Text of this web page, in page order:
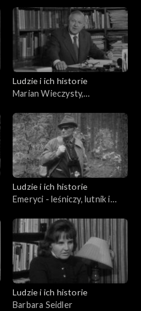
Ludzie i ich historie
Marian Wieczysty,
Andrzej Bolewski Orest
Lenczyk
Ludzie i ich historie
Emeryci - leśniczy, lutnik i
Ludzie i ich historie
Barbara Seidler